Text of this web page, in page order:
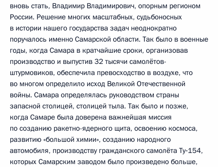
вновь стать, Владимир Владимирович, опорным регионом
России. Решение многих масштабных, судьбоносных
в истории нашего государства задач неоднократно
поручалось именно Самарской области. Так было в военные
годы, когда Самара в кратчайшие сроки, организовав
производство и выпустив 32 тысячи самолётов-
штурмовиков, обеспечила превосходство в воздухе, что
во многом определило исход Великой Отечественной
войны. Самара определялась руководством страны
запасной столицей, столицей тыла. Так было и позже,
когда Самаре была доверена важнейшая миссия
по созданию ракетно-ядерного щита, освоению космоса,
развитию «большой химии», созданию народного
автомобиля, производству гражданского самолёта Ту‑154,
которых Самарским заводом было произведено больше,